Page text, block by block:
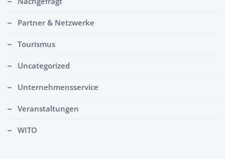
Partner & Netzwerke
Tourismus
Uncategorized
Unternehmensservice
Veranstaltungen
WITO